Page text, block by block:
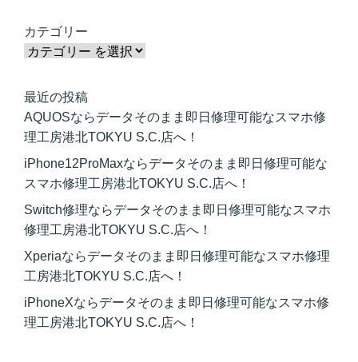
カテゴリー
最近の投稿
AQUOSならデータそのまま即日修理可能なスマホ修
理工房港北TOKYU S.C.店へ！
iPhone12ProMaxならデータそのまま即日修理可能な
スマホ修理工房港北TOKYU S.C.店へ！
Switch修理ならデータそのまま即日修理可能なスマホ
修理工房港北TOKYU S.C.店へ！
Xperiaならデータそのまま即日修理可能なスマホ修理
工房港北TOKYU S.C.店へ！
iPhoneXならデータそのまま即日修理可能なスマホ修
理工房港北TOKYU S.C.店へ！